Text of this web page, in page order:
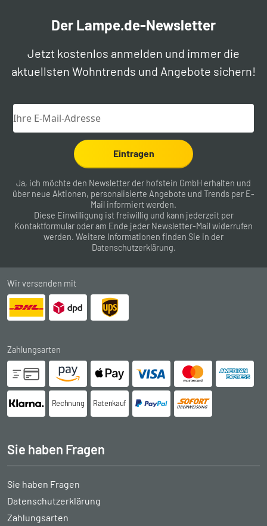
Der Lampe.de-Newsletter
Jetzt kostenlos anmelden und immer die
aktuellsten Wohntrends und Angebote sichern!
Eintragen
Ja, ich möchte den Newsletter der hofstein GmbH erhalten und
über neue Aktionen, personalisierte Angebote und Trends per E-
Mail informiert werden.
Diese Einwilligung ist freiwillig und kann jederzeit per
Kontaktformular oder am Ende jeder Newsletter-Mail widerrufen
werden. Weitere Informationen finden Sie in der
Datenschutzerklärung.
Wir versenden mit
Zahlungsarten
Rechnung Ratenkauf
Sie haben Fragen
Sie haben Fragen
Datenschutzerklärung
Zahlungsarten